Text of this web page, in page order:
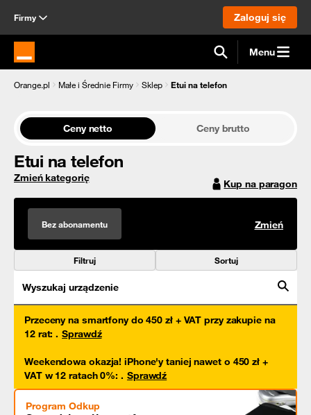
Firmy Zaloguj się
Strona główna Orange.pl Menu
Orange.pl Małe i Średnie Firmy Sklep Etui na telefon
Ceny netto Ceny brutto
Etui na telefon
Zmień kategorię Kup na paragon
Bez abonamentu Zmień
Filtruj Sortuj
Wyszukaj urządzenie
Przeceny na smartfony do 450 zł + VAT przy zakupie na
12 rat: . Sprawdź
Weekendowa okazja! iPhone'y taniej nawet o 450 zł +
VAT w 12 ratach 0%: . Sprawdź
Program Odkup